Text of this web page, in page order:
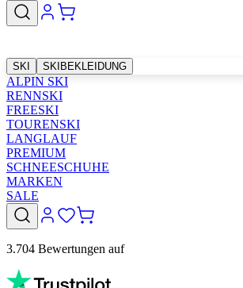
SKI SKIBEKLEIDUNG
ALPIN SKI
RENNSKI
FREESKI
TOURENSKI
LANGLAUF
PREMIUM
SCHNEESCHUHE
MARKEN
SALE
3.704 Bewertungen auf